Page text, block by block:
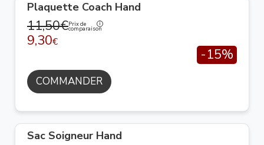
Plaquette Coach Hand
11,50€Prix de
comparaison
9,30€
-15%
COMMANDER
Sac Soigneur Hand